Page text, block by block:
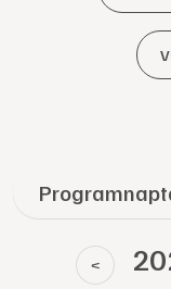
<